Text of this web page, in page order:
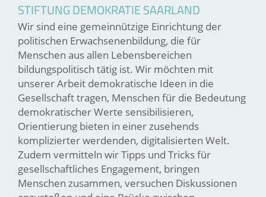
STIFTUNG DEMOKRATIE SAARLAND
Wir sind eine gemeinnützige Einrichtung der
politischen Erwachsenenbildung, die für
Menschen aus allen Lebensbereichen
bildungspolitisch tätig ist. Wir möchten mit
unserer Arbeit demokratische Ideen in die
Gesellschaft tragen, Menschen für die Bedeutung
demokratischer Werte sensibilisieren,
Orientierung bieten in einer zusehends
komplizierter werdenden, digitalisierten Welt.
Zudem vermitteln wir Tipps und Tricks für
gesellschaftliches Engagement, bringen
Menschen zusammen, versuchen Diskussionen